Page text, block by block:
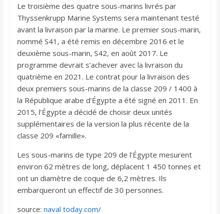
Le troisième des quatre sous-marins livrés par
Thyssenkrupp Marine Systems sera maintenant testé
avant la livraison par la marine. Le premier sous-marin,
nommé S41, a été remis en décembre 2016 et le
deuxième sous-marin, S42, en août 2017. Le
programme devrait s’achever avec la livraison du
quatrième en 2021. Le contrat pour la livraison des
deux premiers sous-marins de la classe 209 / 1400 à
la République arabe d’Égypte a été signé en 2011. En
2015, l’Égypte a décidé de choisir deux unités
supplémentaires de la version la plus récente de la
classe 209 «famille».
Les sous-marins de type 209 de l’Égypte mesurent
environ 62 mètres de long, déplacent 1 450 tonnes et
ont un diamètre de coque de 6,2 mètres. Ils
embarqueront un effectif de 30 personnes.
source: naval today.com/